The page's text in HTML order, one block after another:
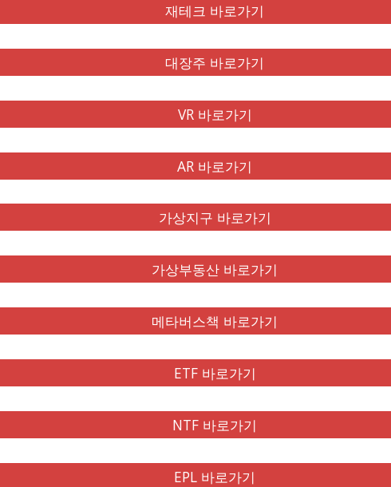
재테크 바로가기
대장주 바로가기
VR 바로가기
AR 바로가기
가상지구 바로가기
가상부동산 바로가기
메타버스책 바로가기
ETF 바로가기
NTF 바로가기
EPL 바로가기